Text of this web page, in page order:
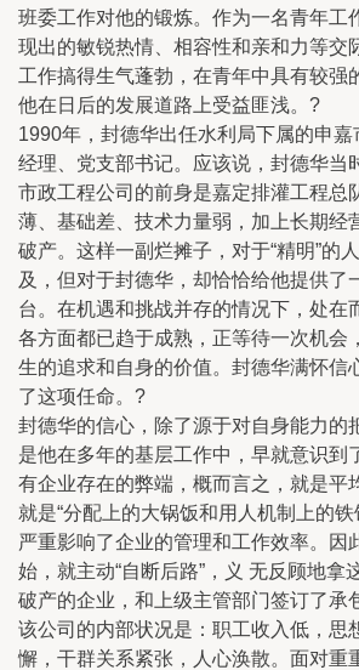
班委工作对他的锻炼。作为一名青年工
现出的敏锐热情、相容性和亲和力等交
工作搞得生气蓬勃，在青年中具有较强
他在日后的发展道路上受益匪浅。?
1990年，封德华出任水利局下属的申嘉
经理、党支部书记。应该说，封德华当
市政工程公司的前身是嘉定排灌工程总
薄、基础差、技术力量弱，加上长期经
破产。这样一副烂摊子，对于“精明”的
及，但对于封德华，却恰恰给他提供了
台。在机遇和挑战并存的情况下，处在
各方面都已趋于成熟，正等待一次机会
生的追求和自身的价值。封德华满怀信
了这项任命。?
封德华的信心，除了源于对自身能力的
是他在多年的基层工作中，早就意识到
有企业存在的弊端，概而言之，就是平
就是“分配上的大锅饭和用人机制上的铁
严重影响了企业的管理和工作效率。因
始，就主动“自断后路”，义 无反顾地拿
破产的企业，和上级主管部门签订了
该公司的内部状况是：职工收入低，思
懈，干群关系紧张，人心涣散。面对重